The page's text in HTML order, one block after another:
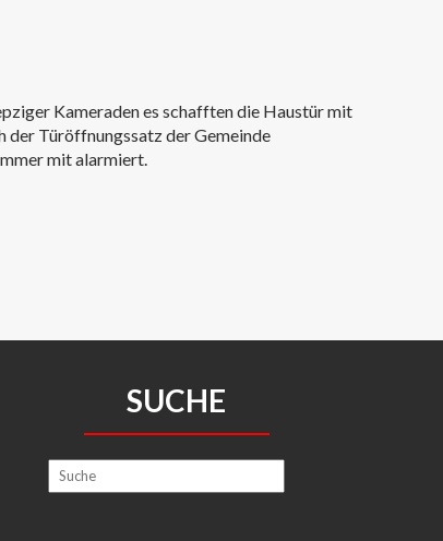
Kameraden es schafften die Haustür mit
der Türöffnungssatz der Gemeinde
mit alarmiert.
SUCHE